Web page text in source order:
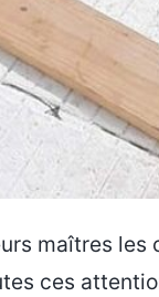
maîtres
ces